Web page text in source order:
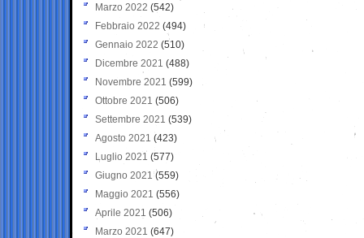
Marzo 2022 (542)
Febbraio 2022 (494)
Gennaio 2022 (510)
Dicembre 2021 (488)
Novembre 2021 (599)
Ottobre 2021 (506)
Settembre 2021 (539)
Agosto 2021 (423)
Luglio 2021 (577)
Giugno 2021(559)
Maggio 2021 (556)
Aprile 2021 (506)
Marzo 2021 (647)